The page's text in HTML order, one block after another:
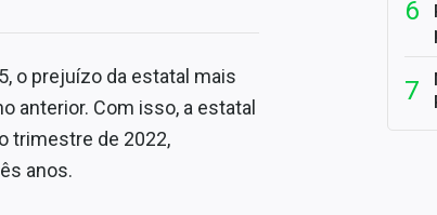
o prejuízo da estatal mais
anterior. Com isso, a estatal
trimestre de 2022,
anos.